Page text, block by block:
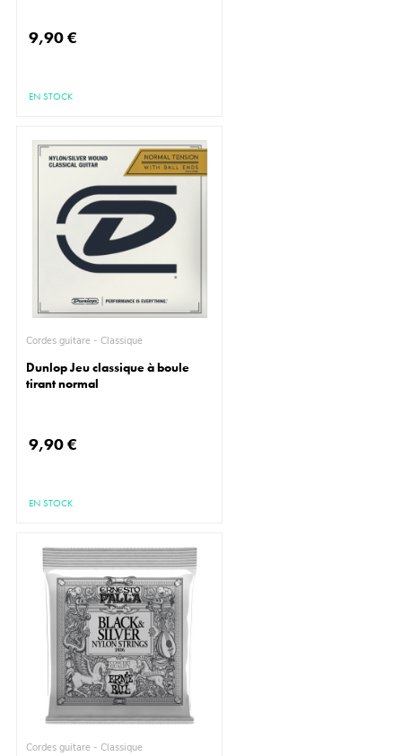
9,90 €
EN STOCK
Cordes guitare - Classique
Dunlop Jeu classique à boule
tirant normal
9,90 €
EN STOCK
Cordes guitare - Classique